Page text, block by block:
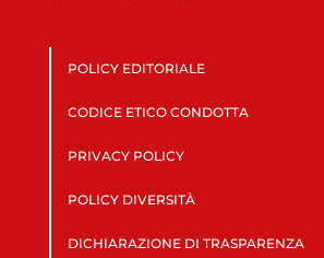
POLICY EDITORIALE
CODICE ETICO CONDOTTA
PRIVACY POLICY
POLICY DIVERSITÀ
DICHIARAZIONE DI TRASPARENZA